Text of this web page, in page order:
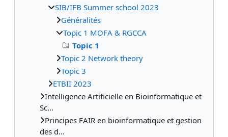
SIB/IFB Summer school 2023
Généralités
Topic 1 MOFA & RGCCA
Topic 1
Topic 2 Network theory
Topic 3
ETBII 2023
Intelligence Artificielle en Bioinformatique et
Sc...
Principes FAIR en bioinformatique et gestion
des d...